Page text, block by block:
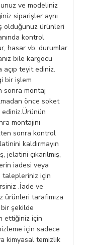
ve modeliniz
siparişler aynı
olduğunuz ürünleri
kontrol
hasar vb. durumlar
bile kargocu
teyit ediniz.
bir işlem
sonra montaj
önce soket
ediniz.Ürünün
montajını
sonra kontrol
kaldırmayın
jelatini çıkarılmış,
iadesi veya
talepleriniz için
.İade ve
tarafımıza
şekilde
ettiğiniz için
için sadece
kimyasal temizlik